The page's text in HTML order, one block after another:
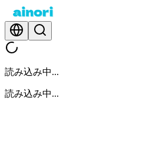
読み込み中...
読み込み中...